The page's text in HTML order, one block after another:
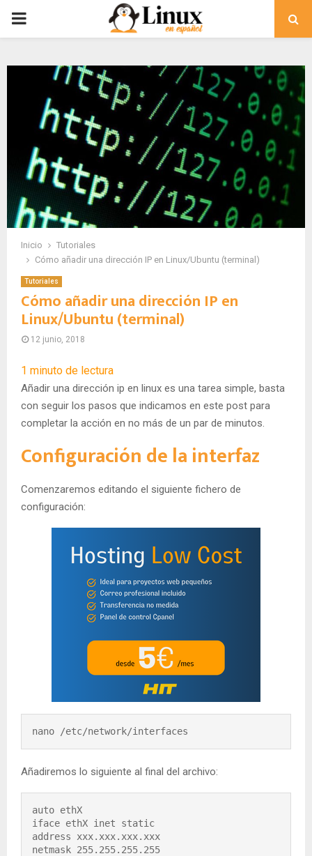
PRIMARY
Inicio
Tutoriales
Cómo añadir una dirección IP en Linux/Ubuntu (terminal)
Tutoriales
Cómo añadir una dirección IP en
Linux/Ubuntu (terminal)
12 junio, 2018
1 minuto de lectura
Añadir una dirección ip en linux es una tarea simple, basta
con seguir los pasos que indicamos en este post para
completar la acción en no más de un par de minutos.
Configuración de la interfaz
Comenzaremos editando el siguiente fichero de
configuración:
nano /etc/network/interfaces
Añadiremos lo siguiente al final del archivo:
auto ethX
iface ethX inet static
address xxx.xxx.xxx.xxx
netmask 255.255.255.255